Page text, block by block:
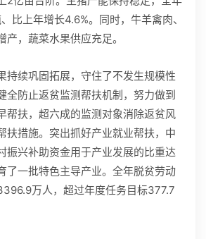
比上年增长4.6%。同时，牛羊禽肉、
，蔬菜水果供应充足。
持续巩固拓展，守住了不发生规模性
全防止返贫监测帮扶机制，努力做到
帮扶，超六成的监测对象消除返贫风
扶措施。突出抓好产业就业帮扶，中
振兴补助资金用于产业发展的比重达
了一批特色主导产业。全年脱贫劳动
万人，超过年度任务目标377.7